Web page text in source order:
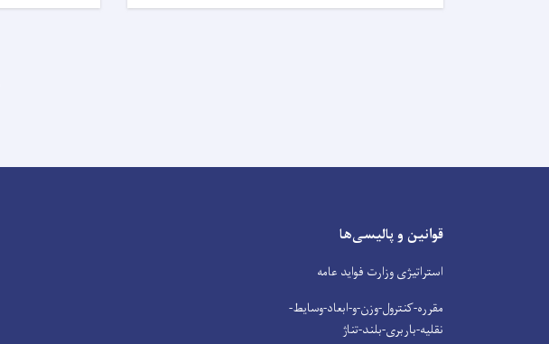
قوانین و پالیسی‌ها
استراتیژی وزارت فواید عامه
مقرره-کنترول-وزن-و-ابعاد-وسایط-
نقلیه-باربری-بلند-تناژ